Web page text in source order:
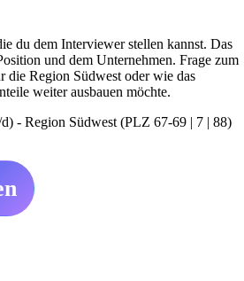
du dem Interviewer stellen kannst. Das
und dem Unternehmen. Frage zum
die Region Südwest oder wie das
weiter ausbauen möchte.
- Region Südwest (PLZ 67-69 | 7 | 88)